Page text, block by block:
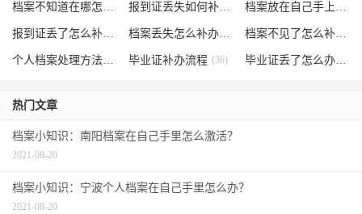
档案不知道在哪怎么办 (62) 报到证丢失如何补办 (54) 档案放在自己手上
报到证丢了怎么补办 (52) 档案丢失怎么补办 档案不见了怎么补办
个人档案处理方法 毕业证补办流程 (36) 毕业证丢了怎么办
热门文章
档案小知识：南阳档案在自己手里怎么激活？
2021-08-20
档案小知识：宁波个人档案在自己手里怎么办？
2021-08-20